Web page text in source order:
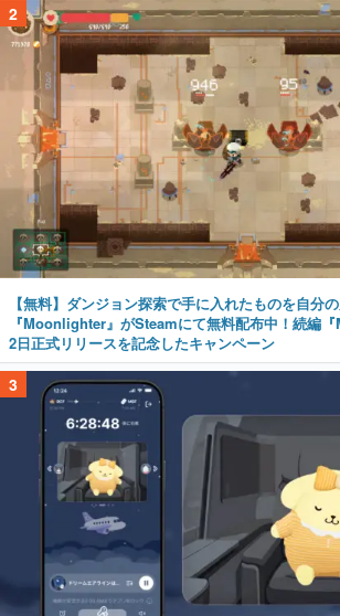
2
【無料】ダンジョン探索で手に入れたものを自分
『Moonlighter』がSteamにて無料配布中！続編
2日正式リリースを記念したキャンペーン
3